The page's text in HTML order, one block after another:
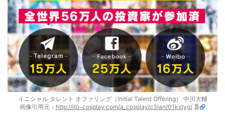
イニシャル タレント オファリング（Initial Talent Offering） 中川大輔
画像引用元： http://ito-cosplay.com/a_cosplay/c3lan/01kstyg/